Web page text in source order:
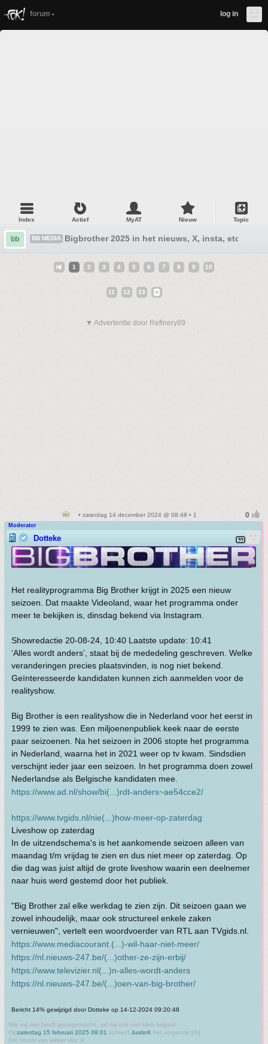
forum log in
Index Actief MyAT Nieuw Topic
bb BB MEDIA Bigbrother 2025 in het nieuws, X, insta, etc
1 2 3 4 5 6 7 8 9 10
11 12 13
▼ Advertentie door Refinery89
• zaterdag 14 december 2024 @ 08:48 • 1
Moderator
Dotteke
Het realityprogramma Big Brother krijgt in 2025 een nieuw
seizoen. Dat maakte Videoland, waar het programma onder
meer te bekijken is, dinsdag bekend via Instagram.
Showredactie 20-08-24, 10:40 Laatste update: 10:41
‘Alles wordt anders’, staat bij de mededeling geschreven. Welke
veranderingen precies plaatsvinden, is nog niet bekend.
Geïnteresseerde kandidaten kunnen zich aanmelden voor de
realityshow.
Big Brother is een realityshow die in Nederland voor het eerst in
1999 te zien was. Een miljoenenpubliek keek naar de eerste
paar seizoenen. Na het seizoen in 2006 stopte het programma
in Nederland, waarna het in 2021 weer op tv kwam. Sindsdien
verschijnt ieder jaar een seizoen. In het programma doen zowel
Nederlandse als Belgische kandidaten mee.
https://www.ad.nl/show/bi(...)rdt-anders~ae54cce2/
https://www.tvgids.nl/nie(...)how-meer-op-zaterdag
Liveshow op zaterdag
In de uitzendschema's is het aankomende seizoen alleen van
maandag t/m vrijdag te zien en dus niet meer op zaterdag. Op
die dag was juist altijd de grote liveshow waarin een deelnemer
naar huis werd gestemd door het publiek.
"Big Brother zal elke werkdag te zien zijn. Dit seizoen gaan we
zowel inhoudelijk, maar ook structureel enkele zaken
vernieuwen", vertelt een woordvoerder van RTL aan TVgids.nl.
https://www.mediacourant.(...)-wil-haar-niet-meer/
https://nl.nieuws-247.be/(...)other-ze-zijn-erbij/
https://www.televizier.nl(...)n-alles-wordt-anders
https://nl.nieuws-247.be/(...)oen-van-big-brother/
Bericht 14% gewijzigd door Dotteke op 14-12-2024 09:20:48
Wie mij niet heeft grootgebracht, zal mij ook niet klein krijgen!
Opzaterdag 15 februari 2025 08:01 schreef JustinK het volgende:[/b]
Dot houdt van lekker vlot :P